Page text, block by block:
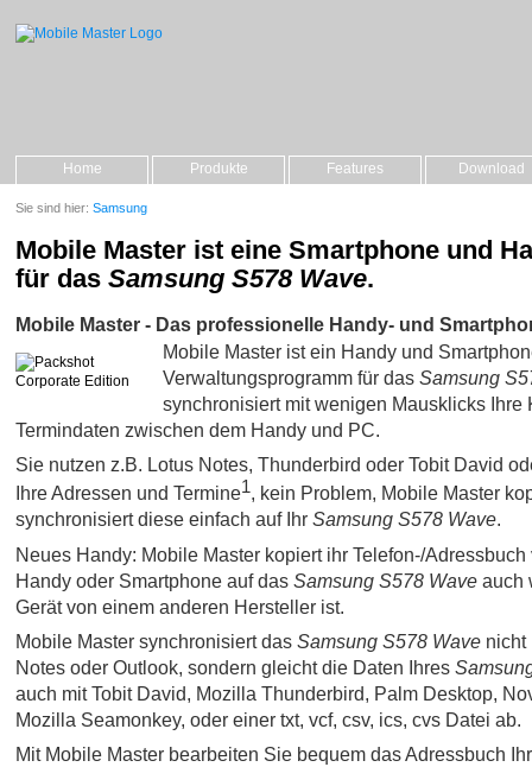
Home Produkte Features Download
Mobile Master ist eine Smartphone und
für das Samsung S578 Wave.
Mobile Master - Das professionelle Handy- und
Mobile Master ist ein Handy und
Verwaltungsprogramm für das Samsung
synchronisiert mit wenigen Mausklicks Ihre
Termindaten zwischen dem Handy und PC.
Sie nutzen z.B. Lotus Notes, Thunderbird oder Tobit David
Ihre Adressen und Termine1, kein Problem, Mobile Master
synchronisiert diese einfach auf Ihr Samsung S578 Wave.
Neues Handy: Mobile Master kopiert ihr Telefon-/Adressbuch
Handy oder Smartphone auf das Samsung S578 Wave auch
Gerät von einem anderen Hersteller ist.
Mobile Master synchronisiert das Samsung S578 Wave nicht
Notes oder Outlook, sondern gleicht die Daten Ihres
auch mit Tobit David, Mozilla Thunderbird, Palm Desktop,
Mozilla Seamonkey, oder einer txt, vcf, csv, ics, cvs Datei ab.
Mit Mobile Master bearbeiten Sie bequem das Adressbuch
Sie sind hier: Samsung